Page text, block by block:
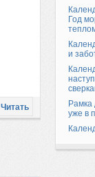
Читать
Год
и
Рамка
уже в